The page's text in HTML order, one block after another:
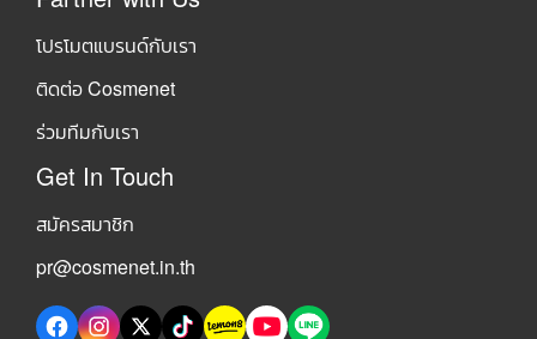
โปรโมตแบรนด์กับเรา
ติดต่อ Cosmenet
ร่วมทีมกับเรา
Get In Touch
สมัครสมาชิก
pr@cosmenet.in.th